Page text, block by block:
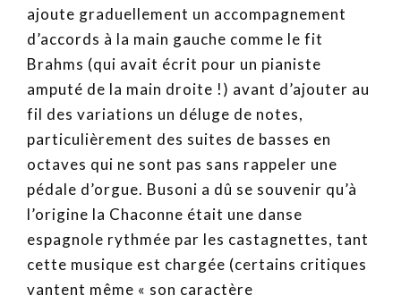
ajoute graduellement un accompagnement
d’accords à la main gauche comme le fit
Brahms (qui avait écrit pour un pianiste
amputé de la main droite !) avant d’ajouter au
fil des variations un déluge de notes,
particulièrement des suites de basses en
octaves qui ne sont pas sans rappeler une
pédale d’orgue. Busoni a dû se souvenir qu’à
l’origine la Chaconne était une danse
espagnole rythmée par les castagnettes, tant
cette musique est chargée (certains critiques
vantent même « son caractère